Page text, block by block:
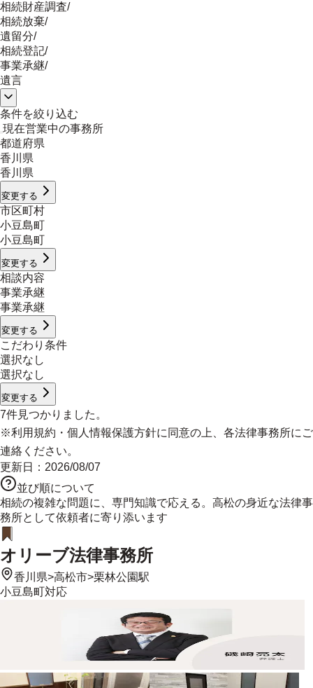
相続財産調査/
相続放棄/
遺留分/
相続登記/
事業承継/
遺言
条件を絞り込む
現在営業中の事務所
都道府県
香川県
香川県
変更する
市区町村
小豆島町
小豆島町
変更する
相談内容
事業承継
事業承継
変更する
こだわり条件
選択なし
選択なし
変更する
7件見つかりました。
※利用規約 ・ 個人情報保護方針に同意の上、各法律事務所にご
連絡ください。
更新日： 2026/08/07
並び順について
相続の複雑な問題に、専門知識で応える。高松の身近な法律事
務所として依頼者に寄り添います
オリーブ法律事務所
香川県>高松市>栗林公園駅
小豆島町対応